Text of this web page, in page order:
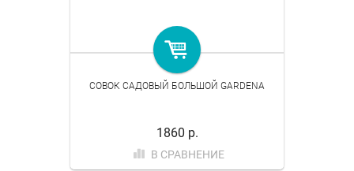
СОВОК САДОВЫЙ БОЛЬШОЙ GARDENA
1860 р.
В СРАВНЕНИЕ